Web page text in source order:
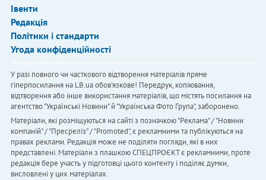
Івенти
Редакція
Політики і стандарти
Угода конфіденційності
У разі повного чи часткового відтворення матеріалів пряме
гіперпосилання на LB.ua обов'язкове! Передрук, копіювання,
відтворення або інше використання матеріалів, що містять посилання на
агентство "Українськi Новини" й "Українська Фото Група", заборонено.
Матеріали, які розміщуються на сайті з позначкою "Реклама" / "Новини
компаній" / "Пресреліз" / "Promoted", є рекламними та публікуються на
правах реклами. Редакція може не поділяти погляди, які в них
представлені. Матеріали з плашкою СПЕЦПРОЄКТ є рекламними, проте
редакція бере участь у підготовці цього контенту і поділяє думки,
висловлені у цих матеріалах.